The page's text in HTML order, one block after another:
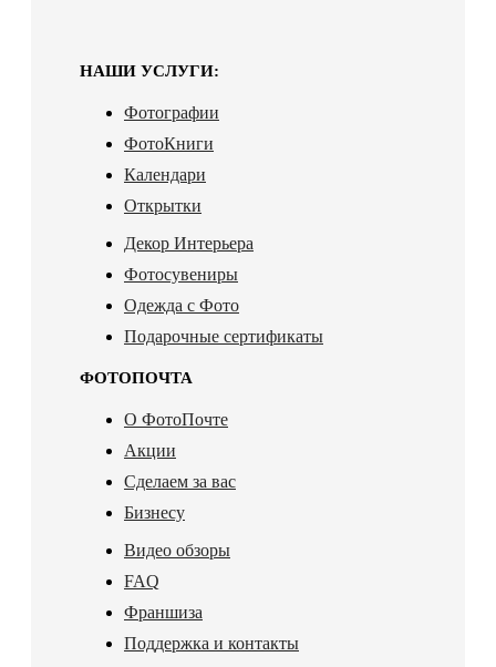
НАШИ УСЛУГИ:
Фотографии
ФотоКниги
Календари
Открытки
Декор Интерьера
Фотосувениры
Одежда с Фото
Подарочные сертификаты
ФОТОПОЧТА
О ФотоПочте
Акции
Сделаем за вас
Бизнесу
Видео обзоры
FAQ
Франшиза
Поддержка и контакты